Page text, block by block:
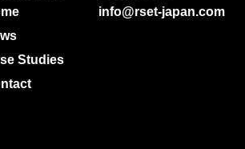
Studies
info@rset-japan.com